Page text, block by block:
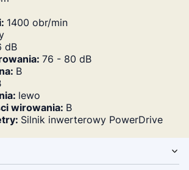
1400 obr/min
dB
76 - 80 dB
B
lewo
wirowania: B
Silnik inwerterowy PowerDrive